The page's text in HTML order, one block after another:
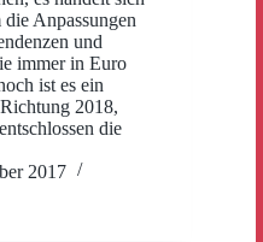
Anpassungen
und
immer in Euro
ist es ein
2018,
die
2017